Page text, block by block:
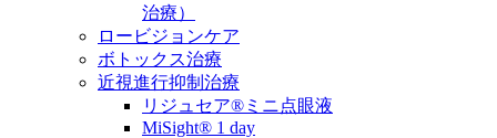
治療）
ロービジョンケア
ボトックス治療
近視進行抑制治療
リジュセア®ミニ点眼液
MiSight® 1 day